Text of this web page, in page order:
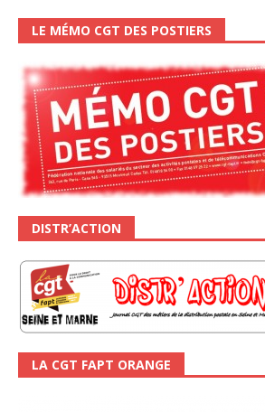
LE MÉMO CGT DES POSTIERS
DISTR’ACTION
LA CGT FAPT ORANGE